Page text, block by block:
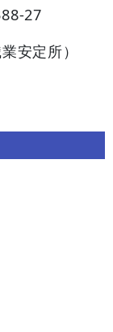
27
安定所）